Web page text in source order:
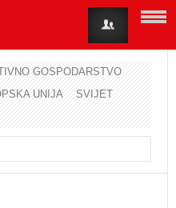
GOSPODARSTVO
UNIJA
SVIJET